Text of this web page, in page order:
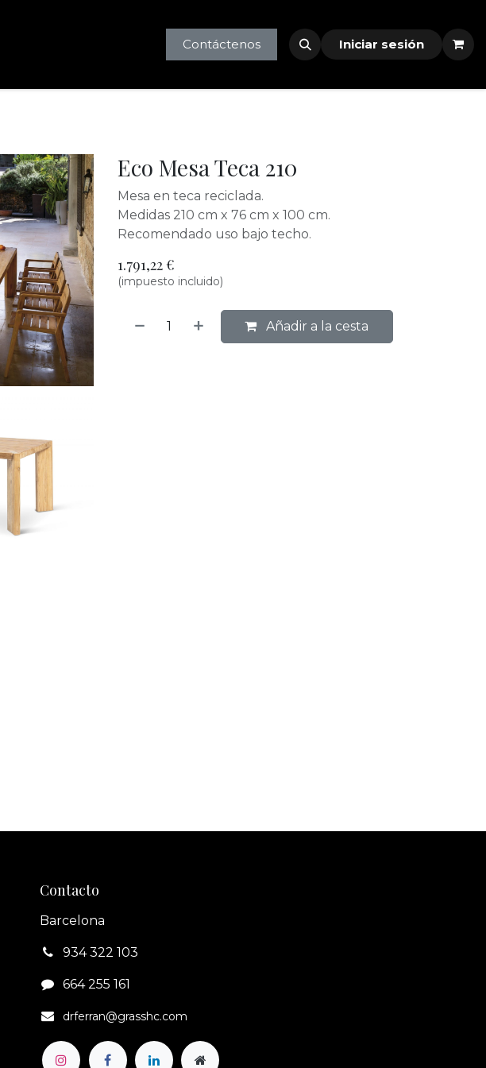
profesionales
Contáctenos Iniciar sesión
Eco Mesa Teca 210
Mesa en teca reciclada.
Medidas 210 cm x 76 cm x 100 cm.
Recomendado uso bajo techo.
1.791,22€
(impuesto incluido)
Añadir a la cesta
Contacto
Barcelona
934 322 103
664 255 161‬
drferran@grasshc.com